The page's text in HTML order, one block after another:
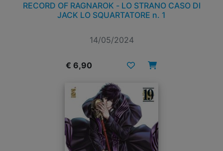
RECORD OF RAGNAROK - LO STRANO CASO DI
JACK LO SQUARTATORE n. 1
14/05/2024
€ 6,90